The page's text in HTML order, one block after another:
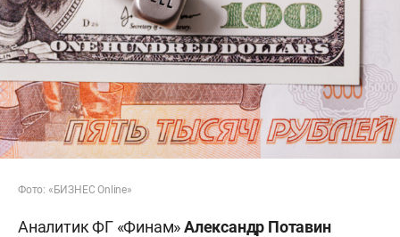
Фото: «БИЗНЕС Online»
Аналитик ФГ «Финам»Александр Потавин